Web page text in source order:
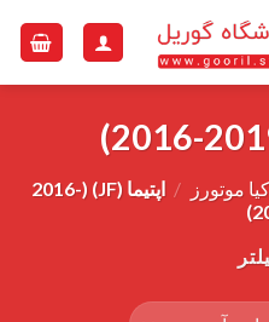
کیا موتورز /
اپتیما (JF) (2016-